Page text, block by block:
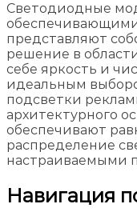
Светодиодные
представляют
решение в
себе яркость и
идеальным
подсветки
архитектурного
обеспечивают
распределение
настраиваемыми
Навигация